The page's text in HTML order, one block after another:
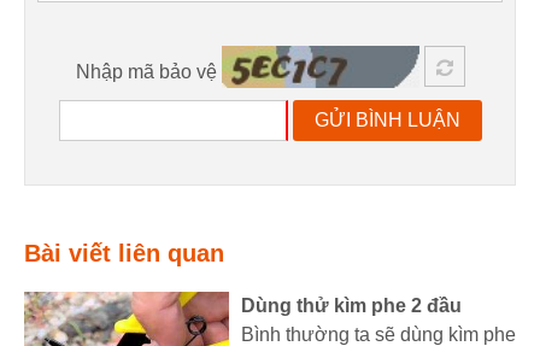
Nhập mã bảo vệ
GỬI BÌNH LUẬN
Bài viết liên quan
Dùng thử kìm phe 2 đầu
Bình thường ta sẽ dùng kìm phe